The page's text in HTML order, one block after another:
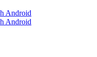
Android
Android